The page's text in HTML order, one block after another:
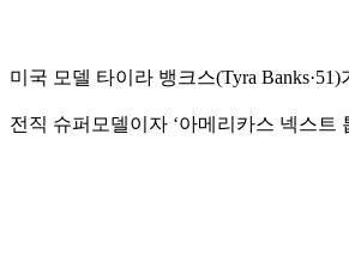
미국 모델 타이라 뱅크스(Tyra
전직 슈퍼모델이자 ‘아메리카스 넥스트